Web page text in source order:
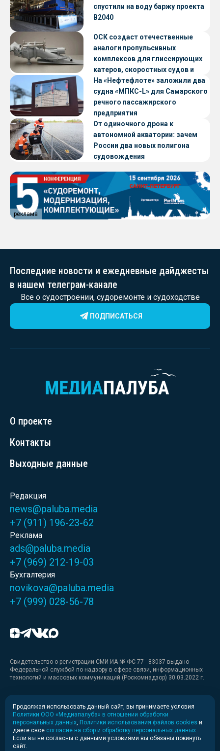
спустили на воду баржу проекта
В2040
ОСК создаст отечественные
аналоги пропульсивных
комплексов для глиссирующих
катеров, скоростных судов и
судов с малой осадкой
На «Нефтефлоте» заложили два
судна «МПКС-L» для Самарского
речного пассажирского
предприятия
От одиночного дрона к
автономной акватории: зачем
России два новых полигона
судовождения
реклама
Последние новости и ежедневные дайджесты
в нашем телеграм-канале
Все о судостроении, судоремонте и судоходстве
ПОДПИСАТЬСЯ
О проекте
Контакты
Выходные данные
Редакция
news@paluba.media
+7 (911) 196-23-62
Реклама
ads@paluba.media
+7 (969) 212-19-03
Бухгалтерия
novikova@paluba.media
+7 (999) 028-56-78
Свидетельство о регистрации СМИ ИА № ФС 77 - 83037 выдано
Федеральной службой по надзору в сфере связи, информационных
технологий и массовых коммуникаций (Роскомнадзор) 30.03.2022 г.
Медиакит
Медиакит для печати
Политика конфиденциальности
Продолжая использовать данный сайт, вы принимаете условия
Политики ООО «Медиапалуба» в отношении обработки
персональных данных Политики использования файлов cookies и
даете свое согласие на сбор и обработку персональных данных
Если вы не согласны с данными условиями вы обязаны покинуть
сайт.